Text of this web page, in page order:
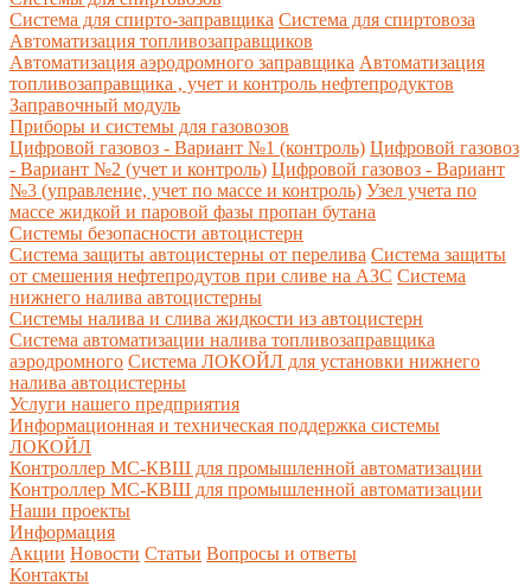
Система для спирто-заправщика Система для спиртовоза
Автоматизация топливозаправщиков
Автоматизация аэродромного заправщика Автоматизация
топливозаправщика , учет и контроль нефтепродуктов
Заправочный модуль
Приборы и системы для газовозов
Цифровой газовоз - Вариант №1 (контроль) Цифровой газовоз
- Вариант №2 (учет и контроль) Цифровой газовоз - Вариант
№3 (управление, учет по массе и контроль) Узел учета по
массе жидкой и паровой фазы пропан бутана
Системы безопасности автоцистерн
Система защиты автоцистерны от перелива Система защиты
от смешения нефтепродутов при сливе на АЗС Система
нижнего налива автоцистерны
Системы налива и слива жидкости из автоцистерн
Система автоматизации налива топливозаправщика
аэродромного Система ЛОКОЙЛ для установки нижнего
налива автоцистерны
Услуги нашего предприятия
Информационная и техническая поддержка системы
ЛОКОЙЛ
Контроллер МС-КВШ для промышленной автоматизации
Контроллер МС-КВШ для промышленной автоматизации
Наши проекты
Информация
Акции Новости Статьи Вопросы и ответы
Контакты